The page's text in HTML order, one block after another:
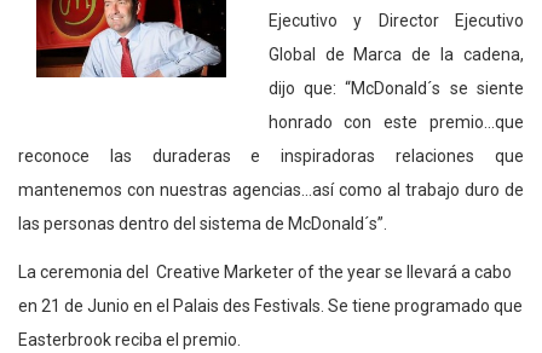
Ejecutivo y Director Ejecutivo
Global de Marca de la cadena,
dijo que: “McDonald´s se siente
honrado con este premio…que
reconoce las duraderas e inspiradoras relaciones que
mantenemos con nuestras agencias…así como al trabajo duro de
las personas dentro del sistema de McDonald´s”.
La ceremonia del Creative Marketer of the year se llevará a cabo
en 21 de Junio en el Palais des Festivals. Se tiene programado que
Easterbrook reciba el premio.